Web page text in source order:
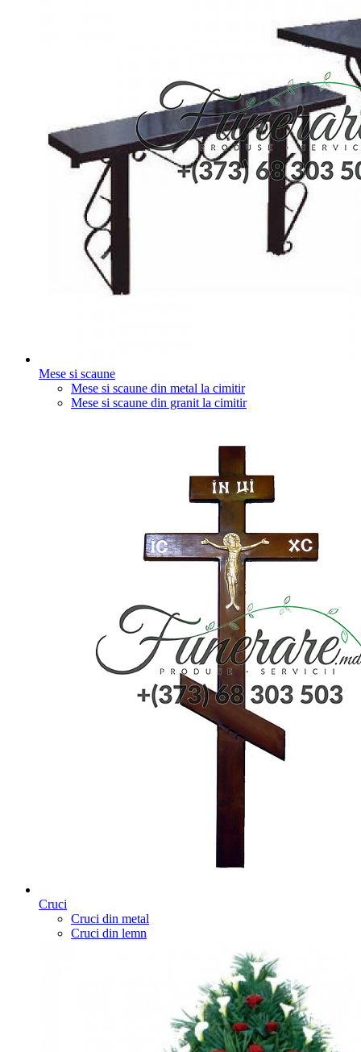
Mese si scaune
Mese si scaune din metal la cimitir
Mese si scaune din granit la cimitir
Cruci
Cruci din metal
Cruci din lemn